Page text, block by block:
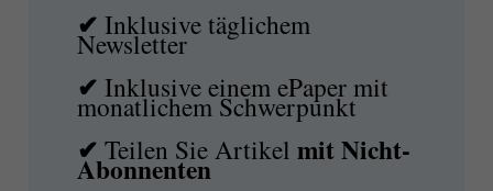
✔Inklusive täglichem
Newsletter
✔Inklusive einem ePaper mit
monatlichem Schwerpunkt
✔Teilen Sie ArtikelmitNicht-
Abonnenten